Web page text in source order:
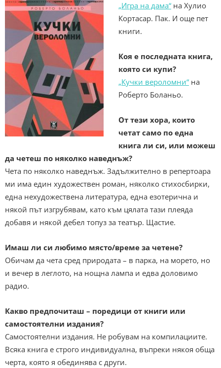
„Игра на дама“ на Хулио
Кортасар. Пак. И още пет
книги.
Коя е последната книга,
която си купи?
„Кучки вероломни“ на
Роберто Боланьо.
От тези хора, които
четат само по една
книга ли си, или можеш
да четеш по няколко наведнъж?
Чета по няколко наведнъж. Задължително в репертоара
ми има един художествен роман, няколко стихосбирки,
една нехудожествена литература, една езотерична и
някой път изгрубявам, като към цялата тази плеяда
добавя и някой дебел топуз за театър. Щастие.
Имаш ли си любимо място/време за четене?
Обичам да чета сред природата – в парка, на морето, но
и вечер в леглото, на нощна лампа и едва доловимо
радио.
Какво предпочиташ – поредици от книги или
самостоятелни издания?
Самостоятелни издания. Не робувам на компилациите.
Всяка книга е строго индивидуална, въпреки някоя обща
черта, която я обединява с други.